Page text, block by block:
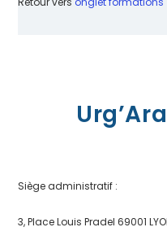
Siège administratif :
3, Place Louis Pradel 69001